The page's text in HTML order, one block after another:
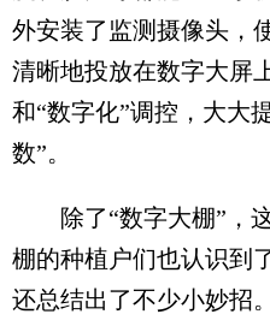
外安装了监测摄像头，
清晰地投放在数字大屏
和“数字化”调控，大大
数”。
除了“数字大棚”，这
棚的种植户们也认识到
还总结出了不少小妙招。